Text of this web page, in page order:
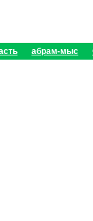
абрам-мыс